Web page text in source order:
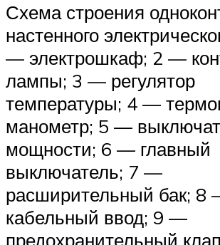
Схема строения
настенного
— электрошкаф; 2 —
лампы; 3 — регулятор
температуры; 4 —
манометр; 5 —
мощности; 6 — главный
выключатель; 7 —
расширительный бак; 8
кабельный ввод; 9 —
предохранительный